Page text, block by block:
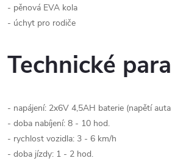
- pěnová EVA kola
- úchyt pro rodiče
Technické
- napájení: 2x6V 4,5AH baterie (napětí
- doba nabíjení: 8 - 10 hod.
- rychlost vozidla: 3 - 6 km/h
- doba jízdy: 1 - 2 hod.